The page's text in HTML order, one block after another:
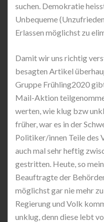
suchen. Demokratie
Unbequeme
Erlassen möglichst zu
Damit wir uns richtig
besagten Artikel
Gruppe Frühling2020
Mail-Aktion
werten, wie klug bzw
früher, war es in der
Politiker/innen Teile des
auch mal sehr heftig
gestritten. Heute, so
Beauftragte der
möglichst gar nie mehr
Regierung und Volk
unklug, denn diese lebt